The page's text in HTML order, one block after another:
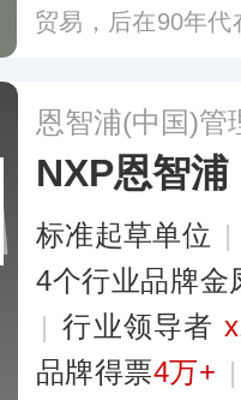
贸易，后在90年
更多
恩智浦(中国)管
NXP恩智浦
标准起草单位 |
4个行业品牌金
| 行业领导者
品牌得票4万+